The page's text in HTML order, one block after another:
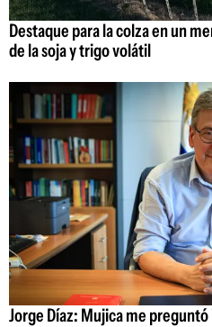
Destaque para la colza en un
de la soja y trigo volátil
Jorge Díaz: Mujica me preguntó